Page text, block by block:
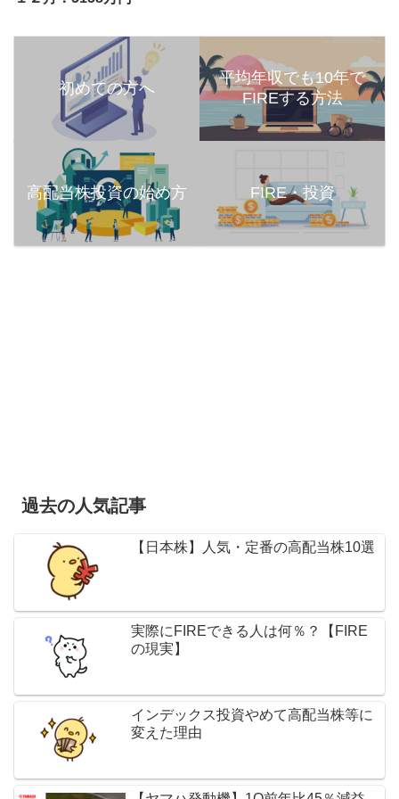
初めての方へ
平均年収でも10年で
FIREする方法
高配当株投資の始め方 FIRE・投資
過去の人気記事
【日本株】人気・定番の高配当株10選
実際にFIREできる人は何％？【FIRE
の現実】
インデックス投資やめて高配当株等に
変えた理由